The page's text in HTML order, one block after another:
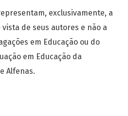
exclusivamente, a
de seus autores e não a
em Educação ou do
em Educação da
Alfenas.